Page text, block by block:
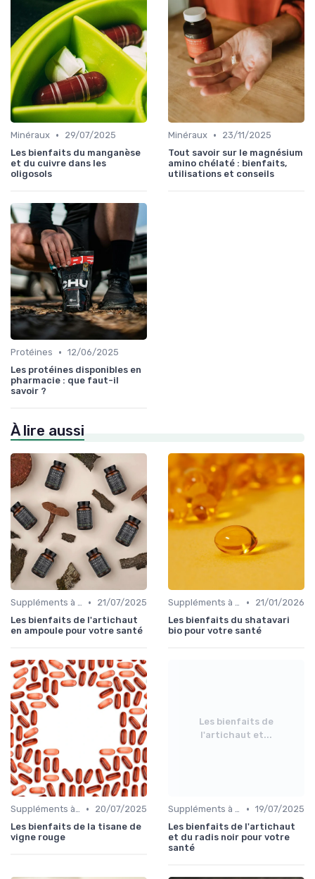
Minéraux •
29/07/2025
Les bienfaits du manganèse
et du cuivre dans les
oligosols
Minéraux •
23/11/2025
Tout savoir sur le magnésium
amino chélaté : bienfaits,
utilisations et conseils
Protéines • 12/06/2025
Les protéines disponibles en
pharmacie : que faut-il
savoir ?
À lire aussi
Suppléments à base de plantes •
21/07/2025
Les bienfaits de l'artichaut
en ampoule pour votre santé
Suppléments à base de plantes •
21/01/2026
Les bienfaits du shatavari
bio pour votre santé
Suppléments à base de plantes •
20/07/2025
Les bienfaits de la tisane de
vigne rouge
Les bienfaits de
l'artichaut et...
Suppléments à base de plantes • 19/07/2025
Les bienfaits de l'artichaut
et du radis noir pour votre
santé